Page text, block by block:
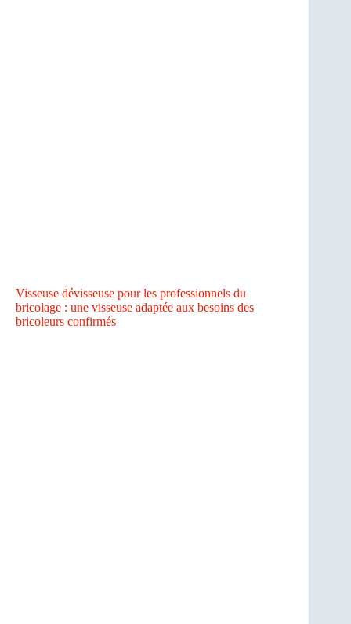
Visseuse dévisseuse pour les professionnels du
bricolage : une visseuse adaptée aux besoins des
bricoleurs confirmés